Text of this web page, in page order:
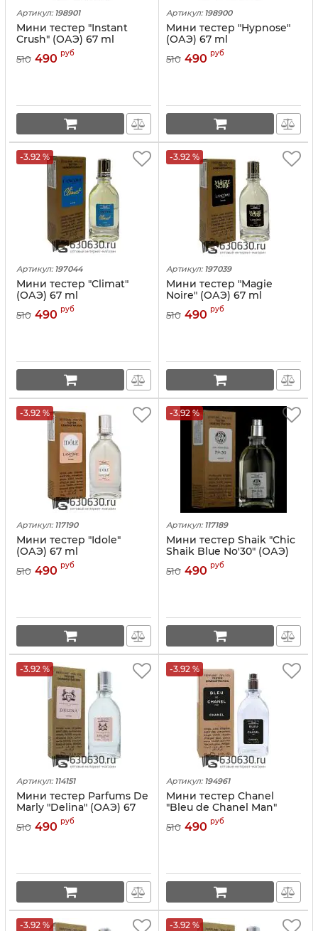
Артикул: 198901
Мини тестер "Instant
Crush" (ОАЭ) 67 ml
510 490 руб
Артикул: 198900
Мини тестер "Hypnose"
(ОАЭ) 67 ml
510 490 руб
-3.92 %
Артикул: 197044
Мини тестер "Climat"
(ОАЭ) 67 ml
510 490 руб
-3.92 %
Артикул: 197039
Мини тестер "Magie
Noire" (ОАЭ) 67 ml
510 490 руб
-3.92 %
Артикул: 117190
Мини тестер "Idole"
(ОАЭ) 67 ml
510 490 руб
-3.92 %
Артикул: 117189
Мини тестер Shaik "Chic
Shaik Blue No'30" (ОАЭ)
510 490 руб
-3.92 %
Артикул: 114151
Мини тестер Parfums De
Marly "Delina" (ОАЭ) 67
510 490 руб
-3.92 %
Артикул: 194961
Мини тестер Chanel
"Bleu de Chanel Man"
(ОАЭ) 67 ml
510 490 руб
-3.92 % -3.92 %